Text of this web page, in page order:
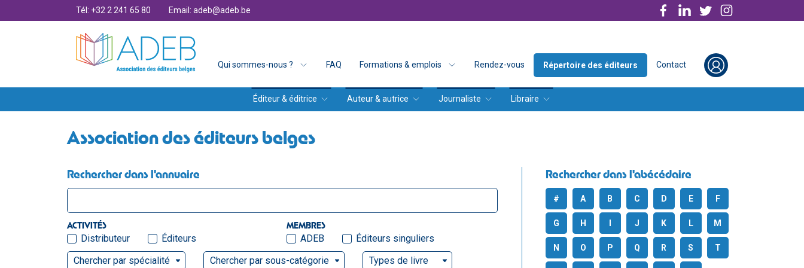
Tél: +32 2 241 65 80 Email: adeb@adeb.be
Qui sommes-nous ? FAQ Formations & emplois Rendez-vous Répertoire des éditeurs Contact
Éditeur & éditrice Auteur & autrice Journaliste Libraire
Association des éditeurs belges
Rechercher dans l'abécédaire
# A B C D E F
G H J K L M
N O P Q R S T
Rechercher dans l'annuaire
ACTIVITÉS
Distributeur Éditeurs
MEMBRES
ADEB
Éditeurs singuliers
Chercher par spécialité
Chercher par sous-catégorie Types de livre